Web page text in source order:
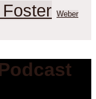
Weber